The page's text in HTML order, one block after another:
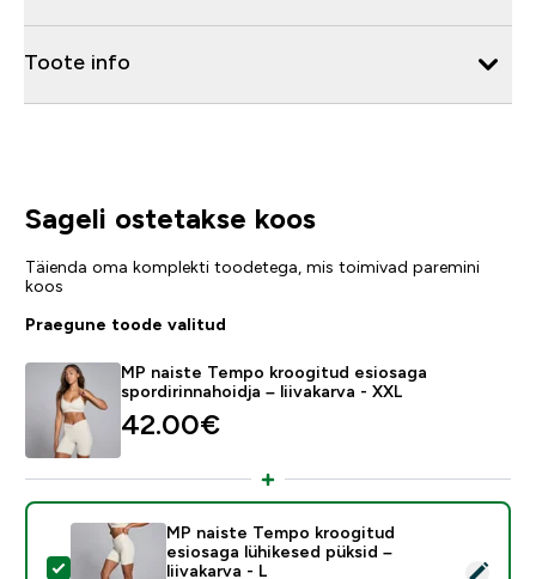
Toote info
Sageli ostetakse koos
Täienda oma komplekti toodetega, mis toimivad paremini
koos
Praegune toode valitud
MP naiste Tempo kroogitud esiosaga
spordirinnahoidja – liivakarva - XXL
42.00€‎
Vali see toode - MP naiste Tempo kroogitud esiosaga
MP naiste Tempo kroogitud
esiosaga lühikesed püksid –
liivakarva - L